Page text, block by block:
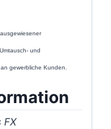
und
gewerbliche Kunden.
FX